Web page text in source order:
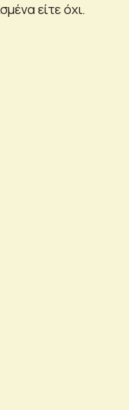
είτε όχι.